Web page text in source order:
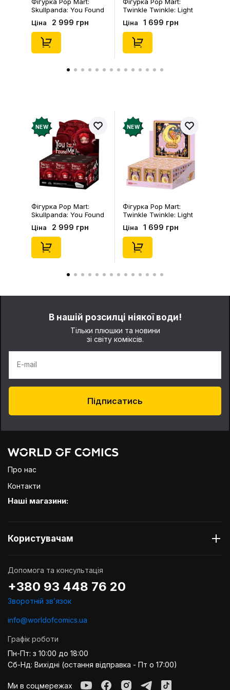
Skullpanda: You Found
Me!: Plush Doll Pendant
Series (Blind Box: 1 з
10) (Secret Edition),
(29347)
Ціна 2 999 грн
Twinkle Twinkle: Light
Up: Scene Sets Series
(Blind Box: 1 з 10)
(Secret Edition),
(21372)
Ціна 1 699 грн
NEW
Фігурка Pop Mart:
Skullpanda: You Found
Me!: Plush Doll Pendant
Series (Blind Box: 1 з
10) (Secret Edition),
(29347)
Ціна 2 999 грн
NEW
Фігурка Pop Mart:
Twinkle Twinkle: Light
Up: Scene Sets Series
(Blind Box: 1 з 10)
(Secret Edition),
(21372)
Ціна 1 699 грн
В нашій розсилці ніякої води!
Тільки плюшки та новини
зі світу коміксів.
E-mail
Підписатись
Про нас
Контакти
Наші магазини:
Користувачам
Допомога та консультація
+380 93 448 76 20
Зворотній звʼязок
info@worldofcomics.ua
Графік роботи
Пн-Пт: з 10:00 до 18:00
Сб-Нд: Вихідні (остання відправка - Пт о 17:00)
Ми в соцмережах